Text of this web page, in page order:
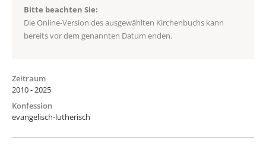
Bitte beachten Sie:
Die Online-Version des ausgewählten Kirchenbuchs kann
bereits vor dem genannten Datum enden.
Zeitraum
2010 - 2025
Konfession
evangelisch-lutherisch